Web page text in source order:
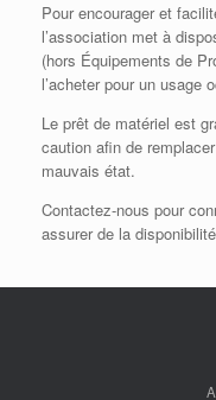
Pour encourager et
l’association met à
(hors Équipements de
l’acheter pour un usage
Le prêt de matériel est
caution afin de
mauvais état.
Contactez-nous pour
assurer de la
A